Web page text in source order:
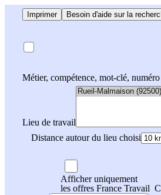
Imprimer Besoin d'aide sur la
Métier, compétence, mot-clé,
Lieu de travail
Distance autour du lieu choisi
Afficher uniquement
les offres France Travail